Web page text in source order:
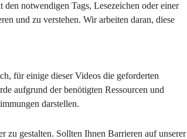
notwendigen Tags, Lesezeichen oder einer
und zu verstehen. Wir arbeiten daran, diese
für einige dieser Videos die geforderten
aufgrund der benötigten Ressourcen und
darstellen.
zu gestalten. Sollten Ihnen Barrieren auf unserer